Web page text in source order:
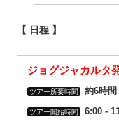
【 日程 】
ジョグジャカルタ
ツアー所要時間 約6時間
ツアー開始時間 6:00 ‐